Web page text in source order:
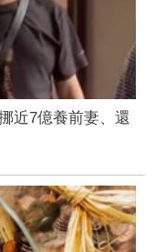
近7億養前妻、還